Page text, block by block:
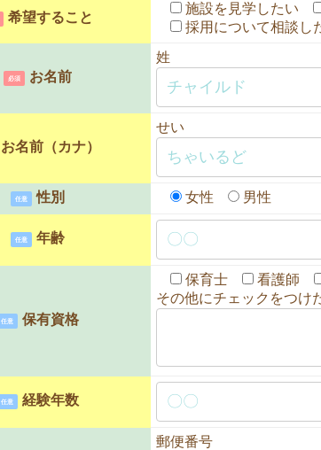
希望すること
施設を見学したい
採用について相談し
必須 お名前
姓
お名前（カナ）
せい
任意 性別 女性 男性
任意 年齢
任意 保有資格
保育士 看護師
その他にチェックをつけ
任意 経験年数
郵便番号